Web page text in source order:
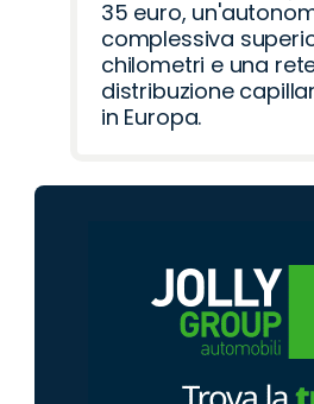
35 euro,
complessiva
chilometri e una
distribuzione
in Europa.